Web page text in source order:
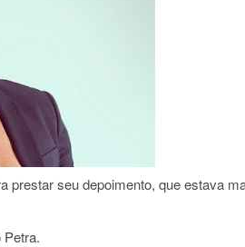
prestar seu depoimento, que estava
Petra.